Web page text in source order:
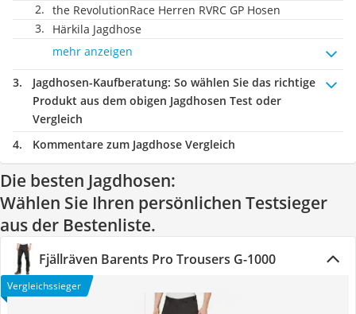
the RevolutionRace Herren RVRC GP Hosen
Härkila Jagdhose
mehr anzeigen
Jagdhosen-Kaufberatung: So wählen Sie das richtige
Produkt aus dem obigen Jagdhosen Test oder
Vergleich
Kommentare zum Jagdhose Vergleich
Die besten Jagdhosen:
Wählen Sie Ihren persönlichen Testsieger
aus der Bestenliste.
Fjällräven Barents Pro Trousers G-1000
Vergleichssieger